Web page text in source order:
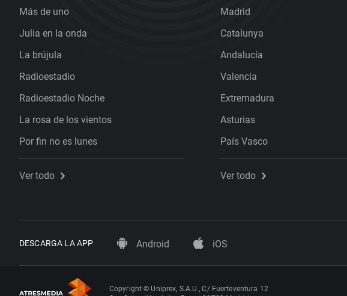
Más de uno
Julia en la onda
La brújula
Radioestadio
Radioestadio Noche
La rosa de los vientos
Por fin no es lunes
Ver todo
Madrid
Catalunya
Andalucía
Valencia
Extremadura
Asturias
País Vasco
Ver todo
DESCARGA LA APP Android iOS
Copyright © Uniprex, S.A.U., C/ Fuerteventura 12